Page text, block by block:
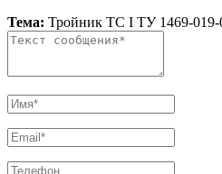
Тема: Тройник ТС I ТУ 1469-019-